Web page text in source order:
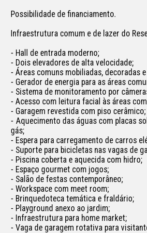
Possibilidade de financiamento.
Infraestrutura comum e de lazer do
- Hall de entrada moderno;
- Dois elevadores de alta velocidade;
- Áreas comuns mobiliadas, decoradas
- Gerador de energia para as áreas
- Sistema de monitoramento por
- Acesso com leitura facial às áreas
- Garagem revestida com piso cerâmico;
- Aquecimento das águas com placas
gás;
- Espera para carregamento de carros
- Suporte para bicicletas nas vagas de
- Piscina coberta e aquecida com hidro;
- Espaço gourmet com jogos;
- Salão de festas contemporâneo;
- Workspace com meet room;
- Brinquedoteca temática e fraldário;
- Playground anexo ao jardim;
- Infraestrutura para home market;
- Vaga de garagem rotativa para